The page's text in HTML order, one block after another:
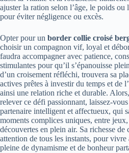
ajuster la ration selon l’âge, le poids ou
pour éviter négligence ou excès.
Opter pour un border collie croisé
choisir un compagnon vif, loyal et
faudra accompagner avec patience,
stimulantes pour qu’il s’épanouisse
d’un croisement réfléchi, trouvera sa
actives prêtes à investir du temps et de
ainsi une relation riche et durable.
relever ce défi passionnant, laissez-
partenaire intelligent et affectueux, qui
moments complices uniques, entre jeux,
découvertes en plein air. Sa richesse de
attention de tous les instants, pour
pleine de dynamisme et de bonheur